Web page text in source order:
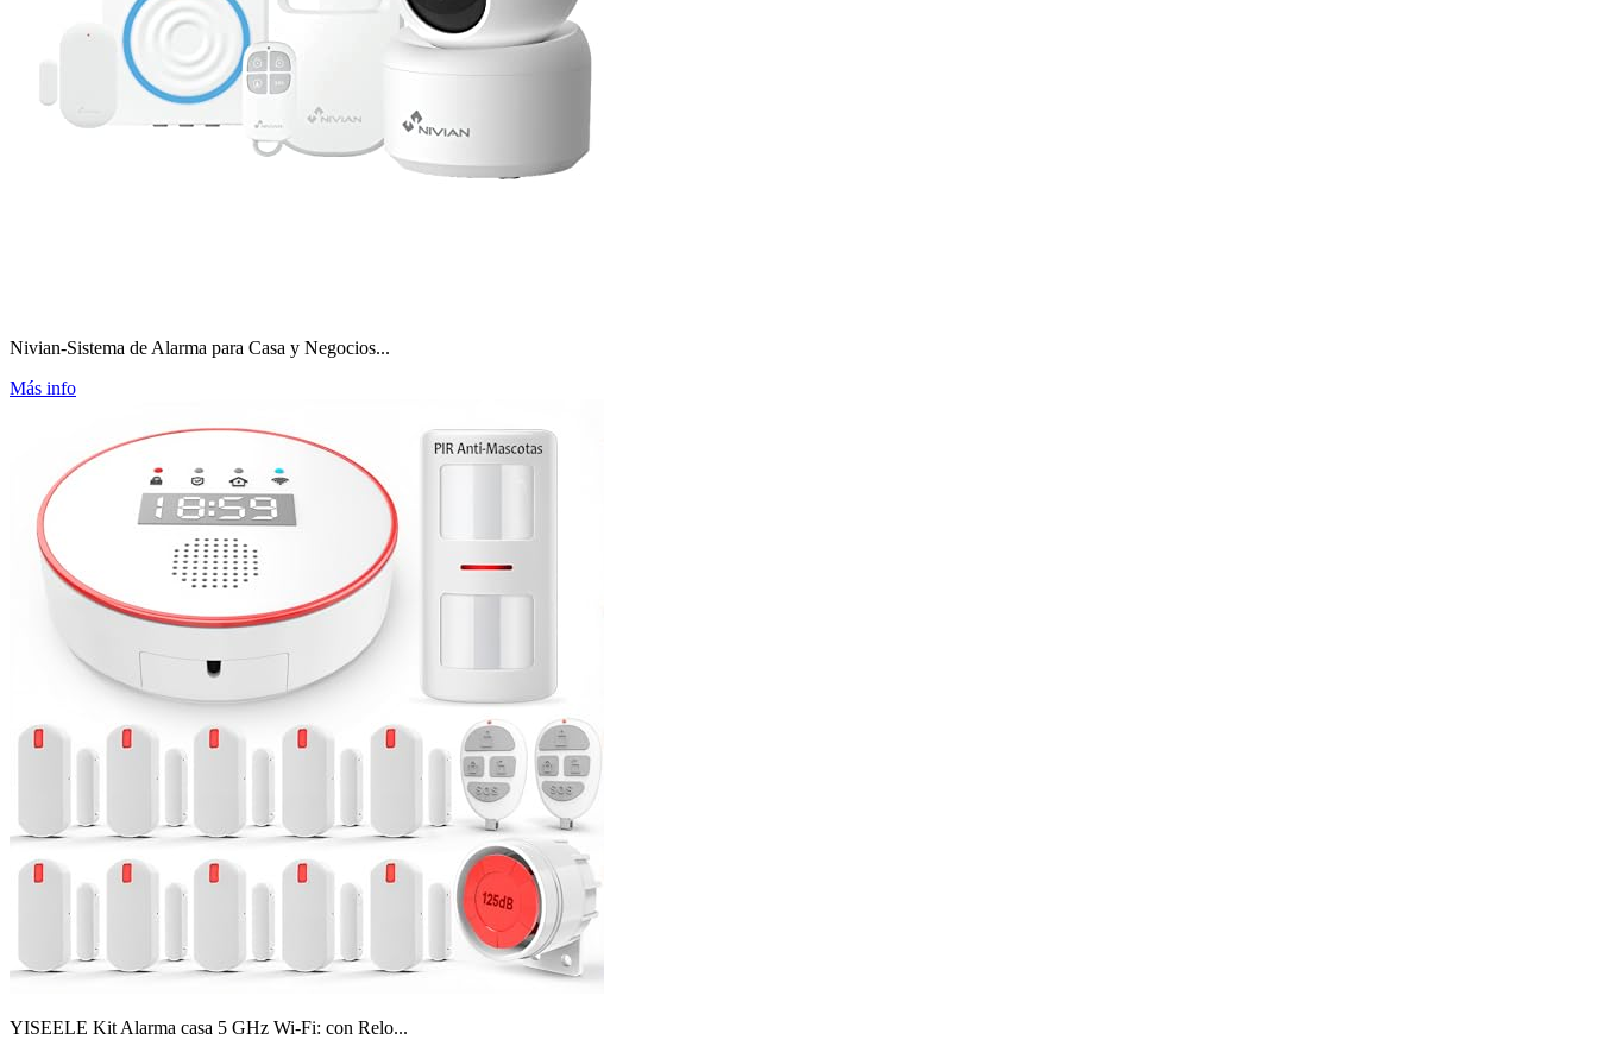
Nivian-Sistema de Alarma para Casa y Negocios...
Más info
YISEELE Kit Alarma casa 5 GHz Wi-Fi: con Relo...